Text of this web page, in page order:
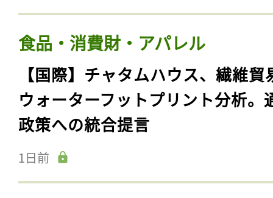
食品・消費財・アパレル
【国際】チャタムハウス、繊維貿
ウォーターフットプリント分析。
政策への統合提言
1日前